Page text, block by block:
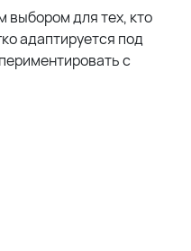
выбором для тех, кто
адаптируется под
с